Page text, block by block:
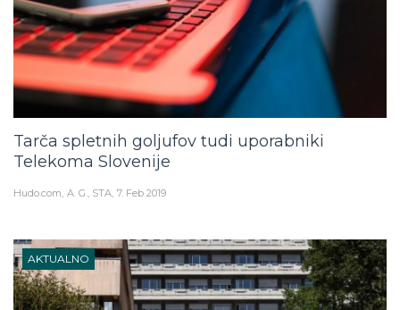
Tarča spletnih goljufov tudi uporabniki
Telekoma Slovenije
Hudo.com A. G., STA 7. Feb 2019
AKTUALNO